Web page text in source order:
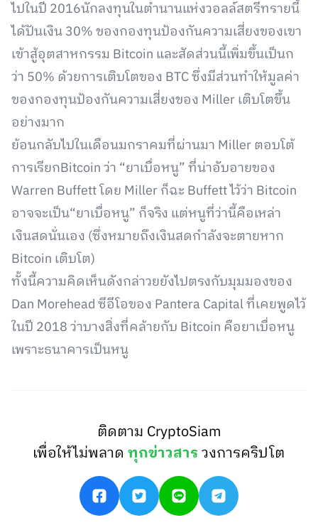
ไปในปี 2016นักลงทุนในตำนานแห่งวอลล์สตรีทรายนี้
ได้ปันเงิน 30% ของกองทุนป้องกันความเสี่ยงของเขา
เข้าสู้อุตสาหกรรม Bitcoin และสัดส่วนนี้เพิ่มขึ้นเป็นก
ว่า 50% ด้วยการเติบโตของ BTC ซึ่งมีส่วนทำให้มูลค่า
ของกองทุนป้องกันความเสี่ยงของ Miller เติบโตขึ้น
อย่างมาก
ย้อนกลับไปในเดือนมกราคมที่ผ่านมา Miller ตอบโต้
การเรียกBitcoin ว่า “ยาเบื่อหนู” ที่น่าอับอายของ
Warren Buffett โดย Miller ก็ฉะ Buffett ไว้ว่า Bitcoin
อาจจะเป็น“ยาเบื่อหนู” ก็จริง แต่หนูที่ว่านี้คือเหล่า
เงินสดนั่นเอง (ซึ่งหมายถึงเงินสดกำลังจะตายหาก
Bitcoin เติบโต)
ทั้งนี้ความคิดเห็นดังกล่าวยยังไปตรงกับมุมมองของ
Dan Morehead ซีอีโอของ Pantera Capital ที่เคยพูดไว้
ในปี 2018 ว่าบางสิ่งที่คล้ายกับ Bitcoin คือยาเบื่อหนู
เพราะธนาคารเป็นหนู
ติดตาม CryptoSiam
เพื่อให้ไม่พลาดทุกข่าวสารวงการคริปโต